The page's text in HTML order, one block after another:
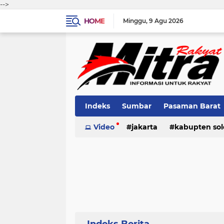
-->
HOME
Minggu 9 Agu 2026
Indeks Sumbar Pasaman Barat
Pariaman Kota Solok Bank
Video jakarta kabupten